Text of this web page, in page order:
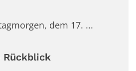
dem 17. ...
Rückblick